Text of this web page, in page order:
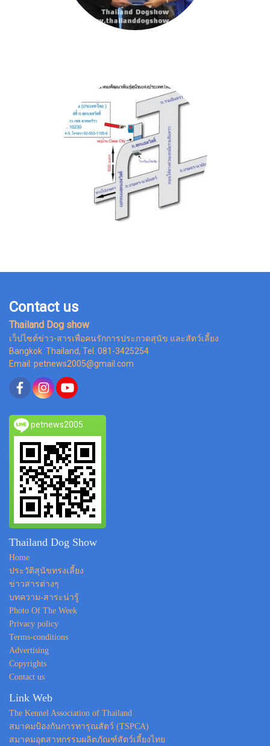
Contact us
Thailand Dog show
เว็ปไซต์ข่าว-สารเพื่อคนรักการประกวดสุนัข และสัตว์เลี้ยง
Bangkok Thailand, Tel. 081-3425254
Email: petnews2005@gmail.com
petnews2005
Thailand Dog Show
Home
ประวัติสุนัขทรงเลี้ยง
ข่าวสารต่างๆ
บทความ-สาระน่ารู้
Photo Of The Week
Privacy policy
Terms-conditions
Advertising
Copyrights
Contact us
Link Web
The Kennel Association of Thailand
สมาคมป้องกันการทารุณสัตว์ (TSPCA)
สมาคมอุตสาหกรรมผลิตภัณฑ์สัตว์เลี้ยงไทย